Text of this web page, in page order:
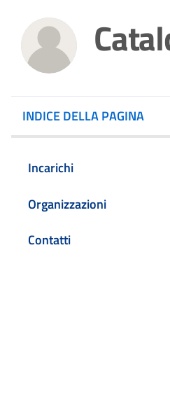
INDICE DELLA PAGINA
Incarichi
Organizzazioni
Contatti